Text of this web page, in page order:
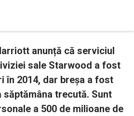
anunță că serviciul
sale Starwood a fost
în 2014, dar breșa a fost
săptămâna trecută. Sunt
a 500 de milioane de